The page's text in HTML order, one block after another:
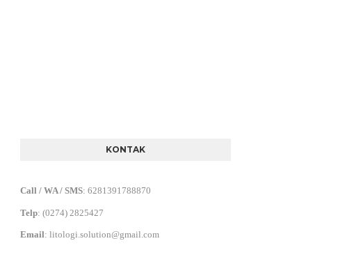
KONTAK
Call / WA / SMS: 6281391788870
Telp: (0274) 2825427
Email: litologi.solution@gmail.com